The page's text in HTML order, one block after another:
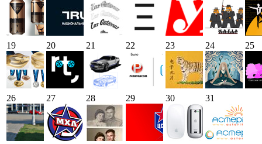
19 20 21 22 23 24 25
26 27 28 29 30 31